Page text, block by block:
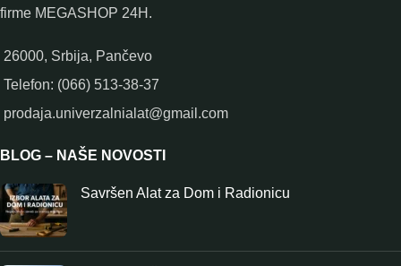
firme MEGASHOP 24H.
26000, Srbija, Pančevo
Telefon: (066) 513-38-37
prodaja.univerzalnialat@gmail.com
BLOG – NAŠE NOVOSTI
Savršen Alat za Dom i Radionicu